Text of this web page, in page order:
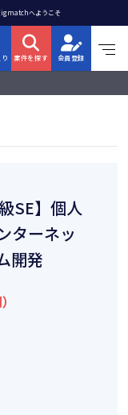
へようこそ
案件を探す 会員登録
SE】個人
ターネッ
開発